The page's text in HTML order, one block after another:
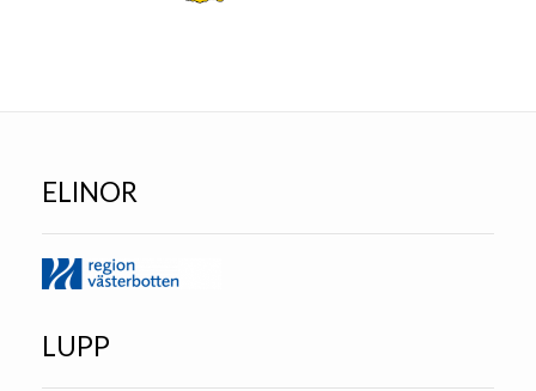
ELINOR
LUPP